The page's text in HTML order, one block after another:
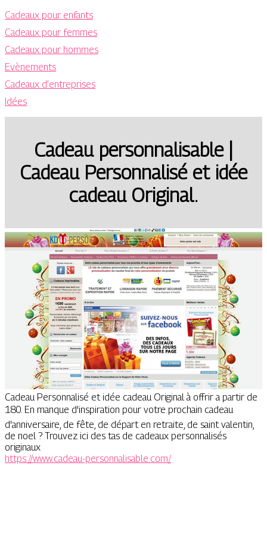
Cadeaux pour enfants
Cadeaux pour femmes
Cadeaux pour hommes
Evènements
Cadeaux d’entreprises
Idées
Cadeau per­sonnali­sab­le |
Cadeau Per­son­na­lisé et idée
cadeau Original.
Cadeau Personnalisé et idée cadeau Original à offrir a partir de
180. En manque d'inspiration pour votre prochain cadeau
d'anniversaire, de fête, de départ en retraite, de saint valentin,
de noel ? Trouvez ici des tas de cadeaux personnalisés
originaux
https://www.cadeau-personnalisable.com/